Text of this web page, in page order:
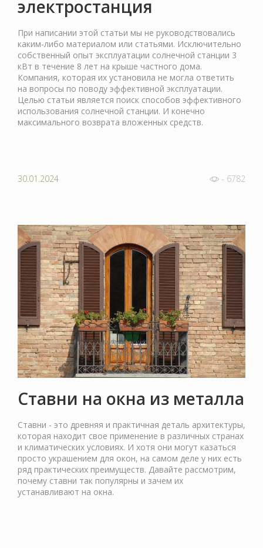
электростанция
При написании этой статьи мы не руководствовались
каким-либо материалом или статьями. Исключительно
собственный опыт эксплуатации солнечной станции 3
кВт в течение 8 лет на крыше частного дома.
Компания, которая их установила не могла ответить
на вопросы по поводу эффективной эксплуатации.
Целью статьи является поиск способов эффективного
использования солнечной станции. И конечно
максимального возврата вложенных средств.
30.01.2024 - 6782
Ставни на окна из металла
Ставни - это древняя и практичная деталь архитектуры,
которая находит свое применение в различных странах
и климатических условиях. И хотя они могут казаться
просто украшением для окон, на самом деле у них есть
ряд практических преимуществ. Давайте рассмотрим,
почему ставни так популярны и зачем их
устанавливают на окна.